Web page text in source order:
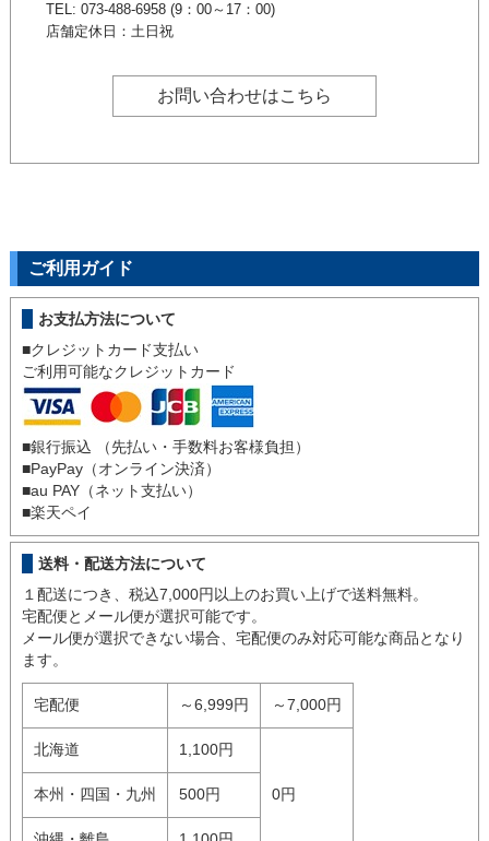
TEL: 073-488-6958 (9：00～17：00)
店舗定休日：土日祝
お問い合わせはこちら
ご利用ガイド
お支払方法について
■クレジットカード支払い
ご利用可能なクレジットカード
■銀行振込 （先払い・手数料お客様負担）
■PayPay（オンライン決済）
■au PAY（ネット支払い）
■楽天ペイ
送料・配送方法について
１配送につき、税込7,000円以上のお買い上げで送料無料。
宅配便とメール便が選択可能です。
メール便が選択できない場合、宅配便のみ対応可能な商品となり
ます。
宅配便 ～6,999円 ～7,000円
北海道 1,100円
0円
本州・四国・九州 500円